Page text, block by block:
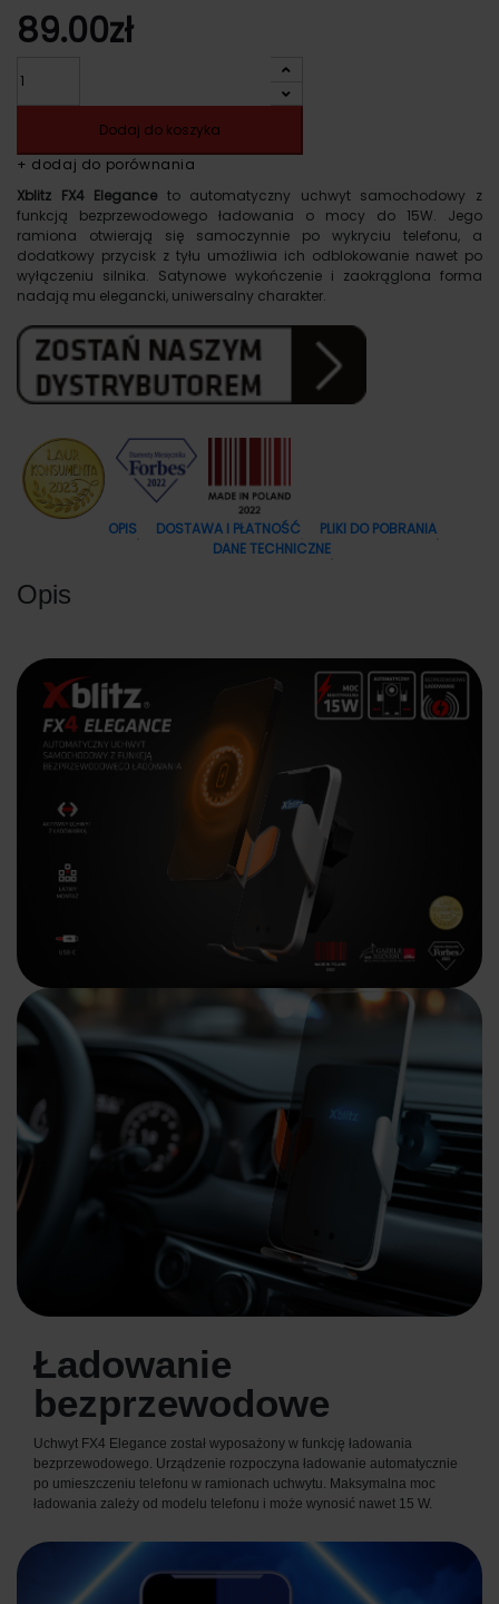
89.00zł
Dodaj do koszyka
+ dodaj do porównania
Xblitz FX4 Eleganceto automatyczny uchwyt samochodowy z
funkcją bezprzewodowego ładowania o mocy do 15W. Jego
ramiona otwierają się samoczynnie po wykryciu telefonu, a
dodatkowy przycisk z tyłu umożliwia ich odblokowanie nawet po
wyłączeniu silnika. Satynowe wykończenie i zaokrąglona forma
nadają mu elegancki, uniwersalny charakter.
OPIS DOSTAWA I PŁATNOŚĆ
PLIKI DO POBRANIA
DANE TECHNICZNE
Opis
Ładowanie
bezprzewodowe
Uchwyt FX4 Elegance został wyposażony w funkcję ładowania
bezprzewodowego. Urządzenie rozpoczyna ładowanie automatycznie
po umieszczeniu telefonu w ramionach uchwytu. Maksymalna moc
ładowania zależy od modelu telefonu i może wynosić nawet 15 W.